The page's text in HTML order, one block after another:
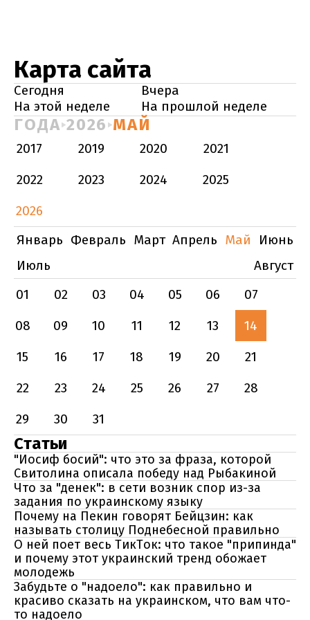
Карта сайта
Сегодня
Вчера
На этой неделе
На прошлой неделе
ГОДА 2026 МАЙ
2017 2019 2020
2021
2022
2023 2024
2025
2026
Январь Февраль Март Апрель Май
Июнь
Июль
Август
01
02 03 04 05 06
07
08
09 10 11 12 13
14
15
16 17 18 19 20
21
22
23 24 25 26 27
28
29
30 31
Статьи
"Иосиф босий": что это за фраза, которой
Свитолина описала победу над Рыбакиной
Что за "денек": в сети возник спор из-за
задания по украинскому языку
Почему на Пекин говорят Бейцзин: как
называть столицу Поднебесной правильно
О ней поет весь ТикТок: что такое "припинда"
и почему этот украинский тренд обожает
молодежь
Забудьте о "надоело": как правильно и
красиво сказать на украинском, что вам что-
то надоело